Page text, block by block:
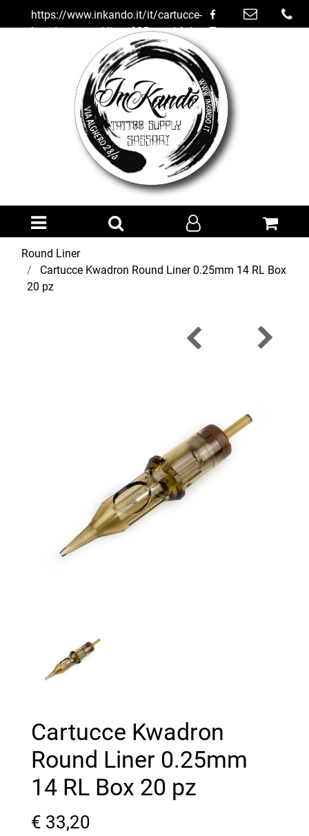
https://www.inkando.it/it/cartucce-
kwadron-round-liner-025mm-14-rl-
Open menu
Round Liner
Cartucce Kwadron Round Liner 0.25mm 14 RL Box
20 pz
Cartucce Kwadron
Round Liner 0.25mm
14 RL Box 20 pz
€ 33,20